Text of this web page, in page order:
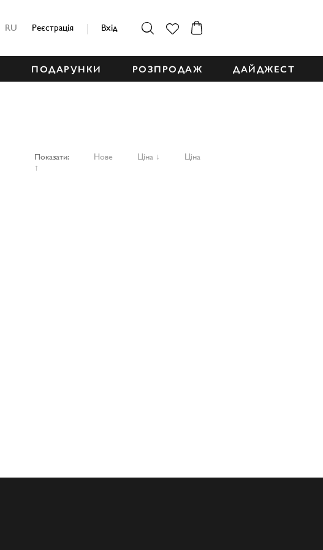
RU Реєстрація Вхід
ПОДАРУНКИ РОЗПРОДАЖ ДАЙДЖЕСТ
Показати: Нове Ціна ↓
Ціна
↑